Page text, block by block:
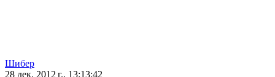
Шибер
28 дек. 2012 г., 13:13:42